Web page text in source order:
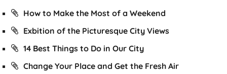
How to Make the Most of a Weekend
Exbition of the Picturesque City Views
14 Best Things to Do in Our City
Change Your Place and Get the Fresh Air